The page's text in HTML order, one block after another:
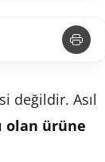
değildir. Asıl
olan ürüne